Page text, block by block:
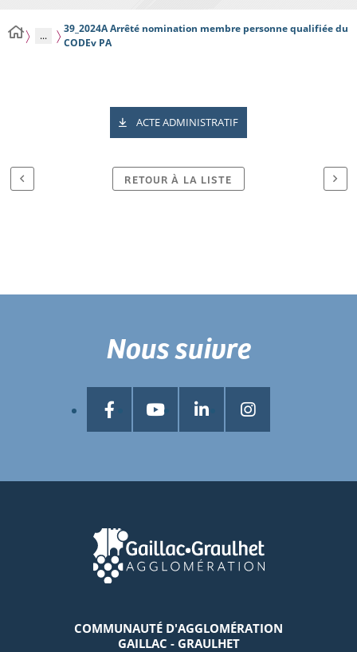
...
39_2024A Arrêté nomination membre personne qualifiée du
CODEv PA
ACTE ADMINISTRATIF
RETOUR À LA LISTE
COMMUNAUTÉ D'AGGLOMÉRATION
GAILLAC - GRAULHET
Nous suivre